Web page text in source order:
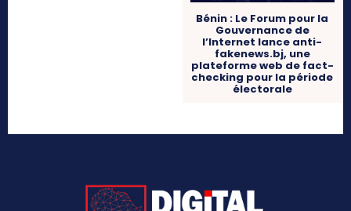
Bénin : Le Forum pour la
Gouvernance de
l’Internet lance anti-
fakenews.bj, une
plateforme web de fact-
checking pour la période
électorale